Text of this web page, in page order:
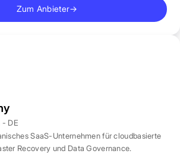
Zum Anbieter→
- DE
SaaS-Unternehmen für cloudbasierte
Recovery und Data Governance.